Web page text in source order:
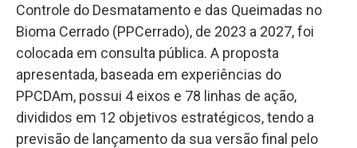
Controle do Desmatamento e das Queimadas no
Bioma Cerrado (PPCerrado), de 2023 a 2027, foi
colocada em consulta pública. A proposta
apresentada, baseada em experiências do
PPCDAm, possui 4 eixos e 78 linhas de ação,
divididos em 12 objetivos estratégicos, tendo a
previsão de lançamento da sua versão final pelo